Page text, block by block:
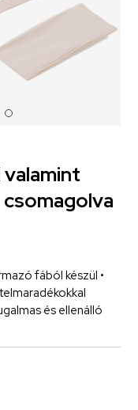
valamint
fából készül •
és ellenálló